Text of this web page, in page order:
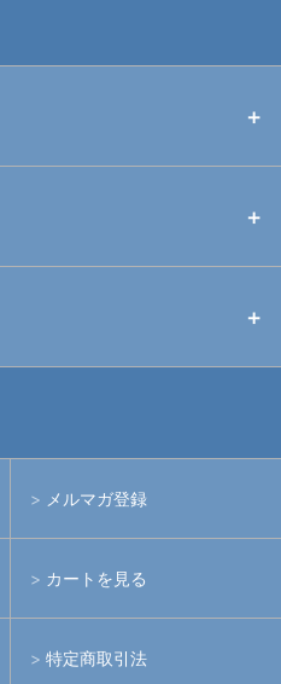
メルマガ登録
カートを見る
特定商取引法